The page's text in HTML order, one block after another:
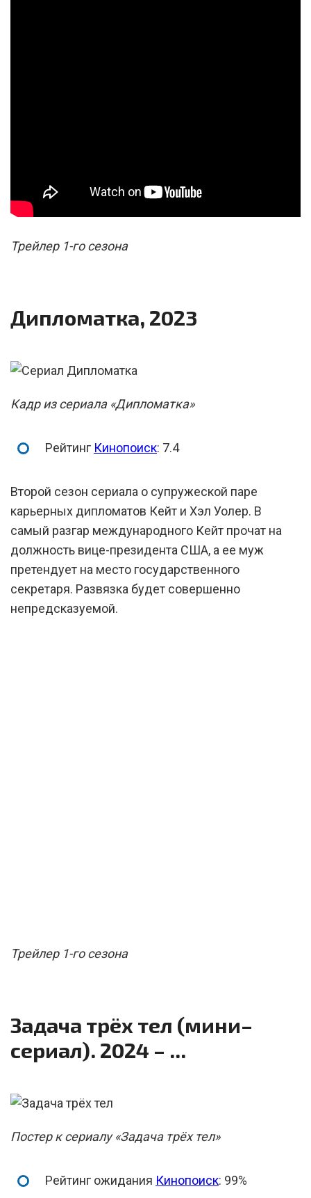
Трейлер 1-го сезона
Дипломатка, 2023
Кадр из сериала «Дипломатка»
Рейтинг Кинопоиск: 7.4
Второй сезон сериала о супружеской паре
карьерных дипломатов Кейт и Хэл Уолер. В
самый разгар международного Кейт прочат на
должность вице-президента США, а ее муж
претендует на место государственного
секретаря. Развязка будет совершенно
непредсказуемой.
Трейлер 1-го сезона
Задача трёх тел (мини–
сериал). 2024 – ...
Постер к сериалу «Задача трёх тел»
Рейтинг ожидания Кинопоиск: 99%